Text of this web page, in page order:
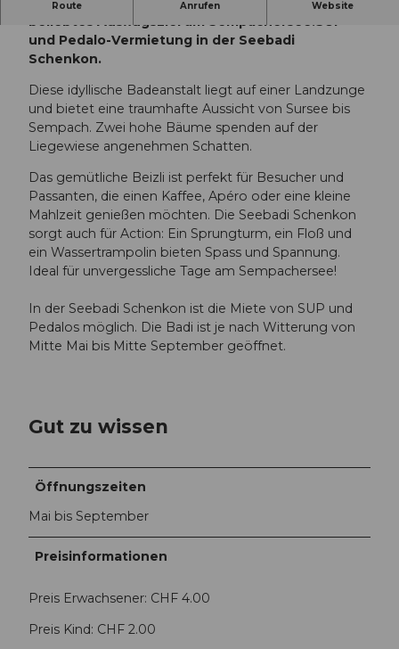
Route Anrufen Website
beliebtes Ausflugsziel am Sempachersee.SUP-
und Pedalo-Vermietung in der Seebadi
Schenkon.
Diese idyllische Badeanstalt liegt auf einer Landzunge
und bietet eine traumhafte Aussicht von Sursee bis
Sempach. Zwei hohe Bäume spenden auf der
Liegewiese angenehmen Schatten.
Das gemütliche Beizli ist perfekt für Besucher und
Passanten, die einen Kaffee, Apéro oder eine kleine
Mahlzeit genießen möchten. Die Seebadi Schenkon
sorgt auch für Action: Ein Sprungturm, ein Floß und
ein Wassertrampolin bieten Spass und Spannung.
Ideal für unvergessliche Tage am Sempachersee!
In der Seebadi Schenkon ist die Miete von SUP und
Pedalos möglich. Die Badi ist je nach Witterung von
Mitte Mai bis Mitte September geöffnet.
Gut zu wissen
Öffnungszeiten
Mai bis September
Preisinformationen
Preis Erwachsener: CHF 4.00
Preis Kind: CHF 2.00